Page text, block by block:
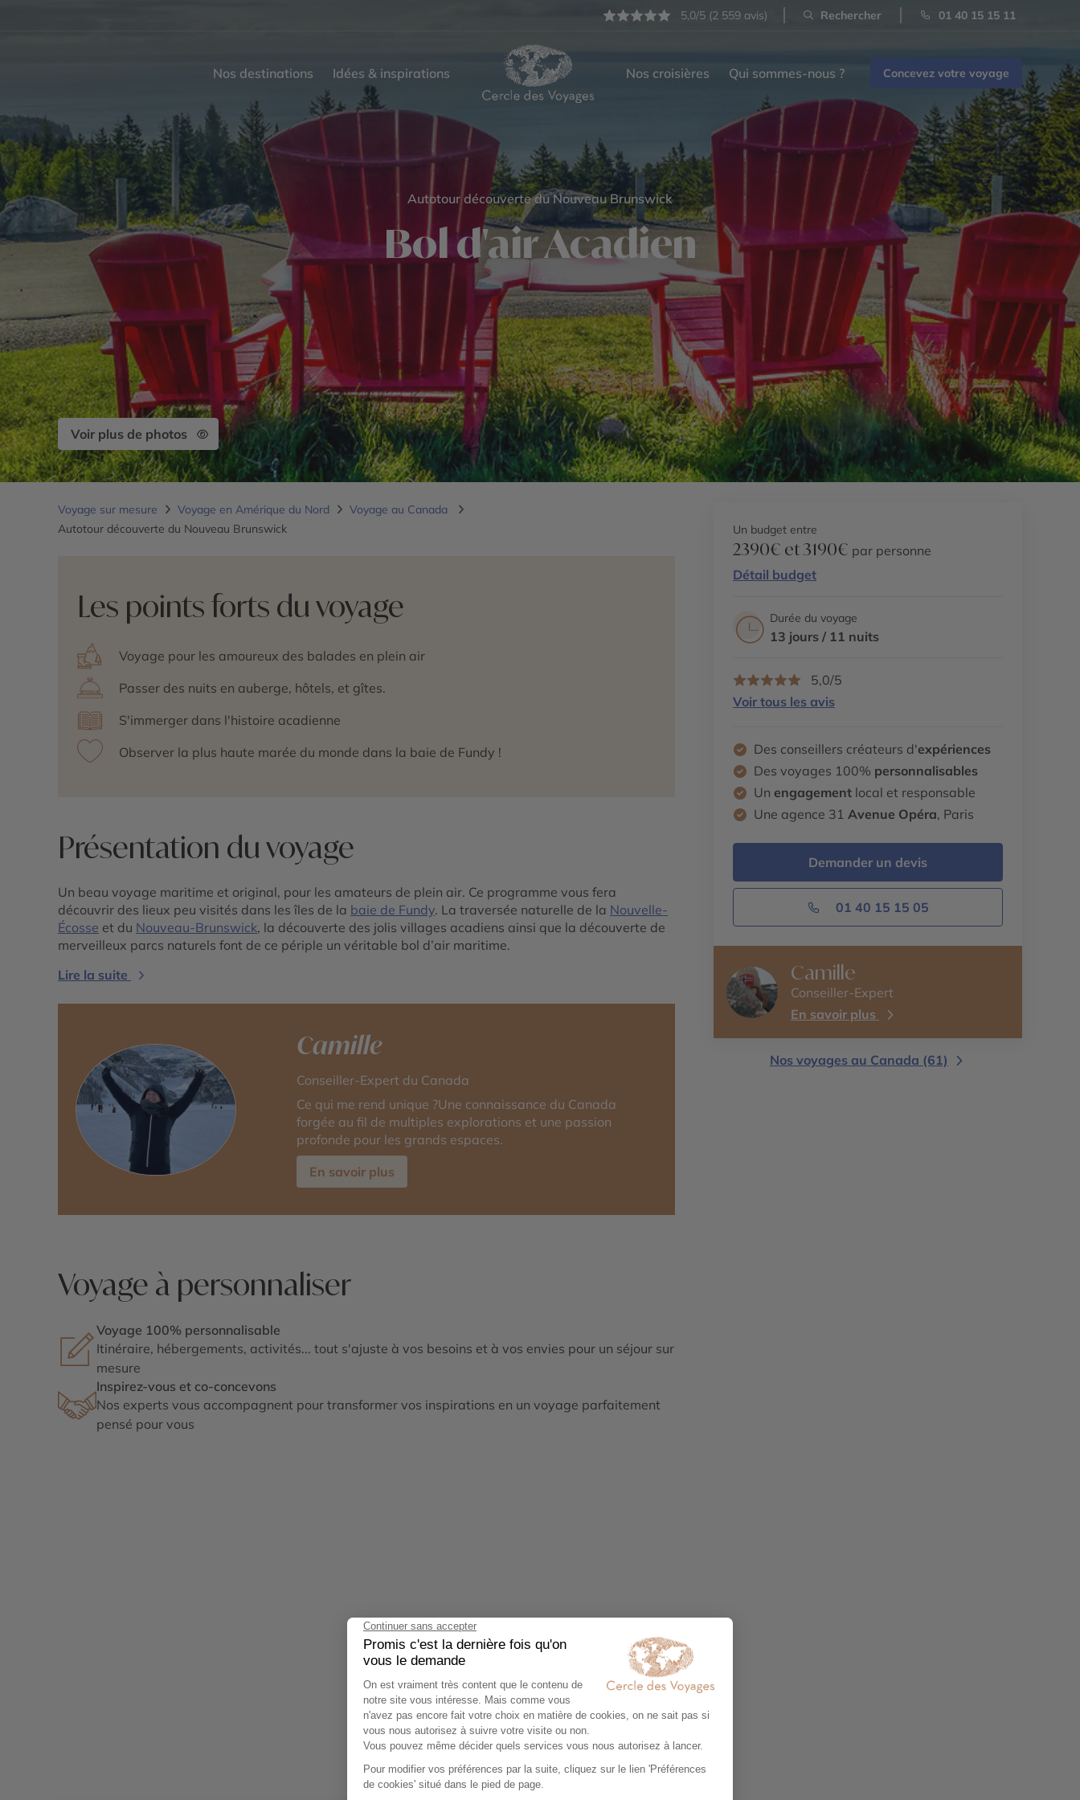
5,0/5 (2 559 avis) Rechercher 01 40 15 15 11
Nos destinations Idées & inspirations Nos croisières Qui sommes-nous ? Concevez votre voyage
Autotour découverte du Nouveau Brunswick
Bol d'air Acadien
Voir plus de photos
Voyage sur mesure Voyage en Amérique du Nord
Voyage au Canada
Autotour découverte du Nouveau Brunswick
Les points forts du voyage
Voyage pour les amoureux des balades en plein air
Passer des nuits en auberge, hôtels, et gîtes.
S'immerger dans l'histoire acadienne
Observer la plus haute marée du monde dans la baie de Fundy !
Présentation du voyage
Un beau voyage maritime et original, pour les amateurs de plein air. Ce programme vous fera
découvrir des lieux peu visités dans les îles de la baie de Fundy. La traversée naturelle de la Nouvelle-
Écosse et du Nouveau-Brunswick, la découverte des jolis villages acadiens ainsi que la découverte de
merveilleux parcs naturels font de ce périple un véritable bol d’air maritime.
Lire la suite
Camille
Conseiller-Expert du Canada
Ce qui me rend unique ?Une connaissance du Canada
forgée au fil de multiples explorations et une passion
profonde pour les grands espaces.
En savoir plus
Voyage à personnaliser
Voyage 100% personnalisable
Itinéraire, hébergements, activités... tout s'ajuste à vos besoins et à vos envies pour un séjour sur
mesure
Inspirez-vous et co-concevons
Nos experts vous accompagnent pour transformer vos inspirations en un voyage parfaitement
pensé pour vous
Agrandir le plan
Un budget entre
2390€ et 3190€ par personne
Détail budget
Durée du voyage
13 jours / 11 nuits
5,0/5
Voir tous les avis
Des conseillers créateurs d'expériences
Des voyages 100% personnalisables
Un engagement local et responsable
Une agence 31 Avenue Opéra, Paris
Demander un devis
01 40 15 15 05
Camille
Conseiller-Expert
En savoir plus
Nos voyages au Canada (61)